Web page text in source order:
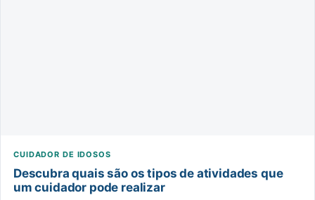
CUIDADOR DE IDOSOS
Descubra quais são os tipos de atividades que
um cuidador pode realizar